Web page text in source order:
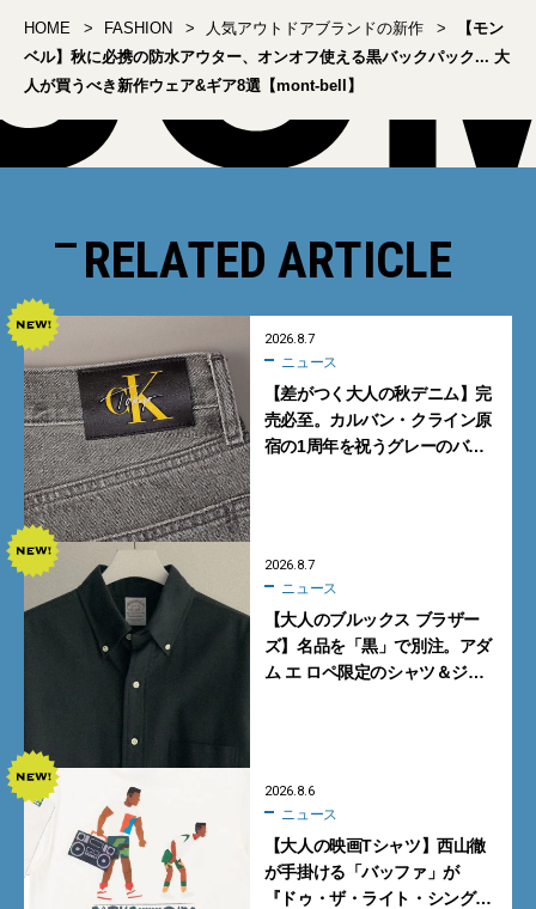
HOME FASHION 人気アウトドアブランドの新作
【モン
ベル】秋に必携の防水アウター、オンオフ使える黒バックパック... 大
人が買うべき新作ウェア&ギア8選【mont-bell】
RELATED ARTICLE
2026.8.7
ニュース
【差がつく大人の秋デニム】完
売必至。カルバン・クライン原
宿の1周年を祝うグレーのバ
2026.8.7
ニュース
【大人のブルックス ブラザー
ズ】名品を「黒」で別注。アダ
ム エ ロペ限定のシャツ＆ジャ
2026.8.6
ニュース
【大人の映画Tシャツ】西山徹
が手掛ける「バッファ」が
『ドゥ・ザ・ライト・シング』